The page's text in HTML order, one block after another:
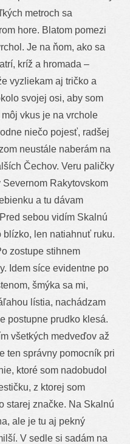
metroch sa
hore. Blatom pomezi
Je na ňom, ako sa
kríž a hromada –
vyzliekam aj tričko a
svojej osi, aby som
vkus je na vrchole
niečo pojesť, radšej
neustále naberám na
Čechov. Veru paličky
Rakytovskom
a tu dávam
sebou vidím Skalnú
blízko, len natiahnuť ruku.
zostupe stihnem
Idem síce evidentne po
šmýka sa mi,
lístia, nachádzam
postupne prudko klesá.
všetkých medveďov až
ten správny pomocník pri
ktoré som nadobudol
z ktorej som
starej značke. Na Skalnú
ale je tu aj pekný
V sedle si sadám na